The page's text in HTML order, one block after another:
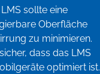
LMS sollte eine
Oberfläche
zu minimieren.
dass das LMS
optimiert ist.